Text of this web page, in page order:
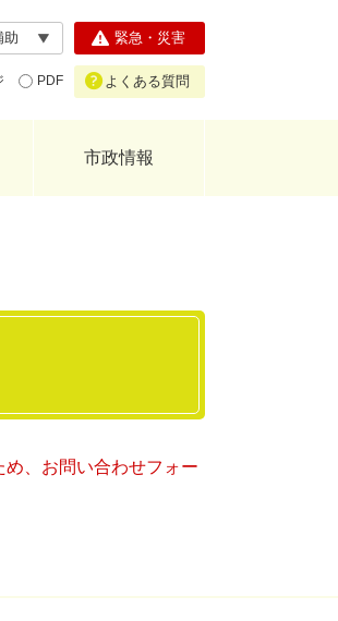
助
PDF
緊急・災害
よくある質問
市政情報
、お問い合わせフォー